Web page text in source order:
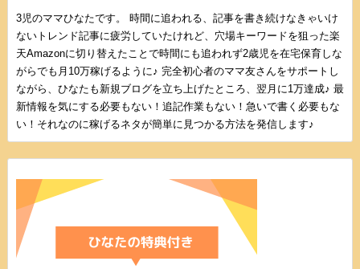
3児のママひなたです。 時間に追われる、記事を書き続けなきゃいけ
ないトレンド記事に疲労していたけれど、穴場キーワードを狙った楽
天Amazonに切り替えたことで時間にも追われず2歳児を在宅保育しな
がらでも月10万稼げるように♪ 完全初心者のママ友さんをサポートし
ながら、ひなたも新規ブログを立ち上げたところ、翌月に1万達成♪ 最
新情報を気にする必要もない！追記作業もない！急いで書く必要もな
い！それなのに稼げるネタが簡単に見つかる方法を発信します♪